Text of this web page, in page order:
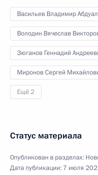
Васильев Владимир
Володин Вячеслав
Зюганов Геннадий
Миронов Сергей
Ещё 2
Статус материала
Опубликован в разделах:
Дата публикации: 7 июля